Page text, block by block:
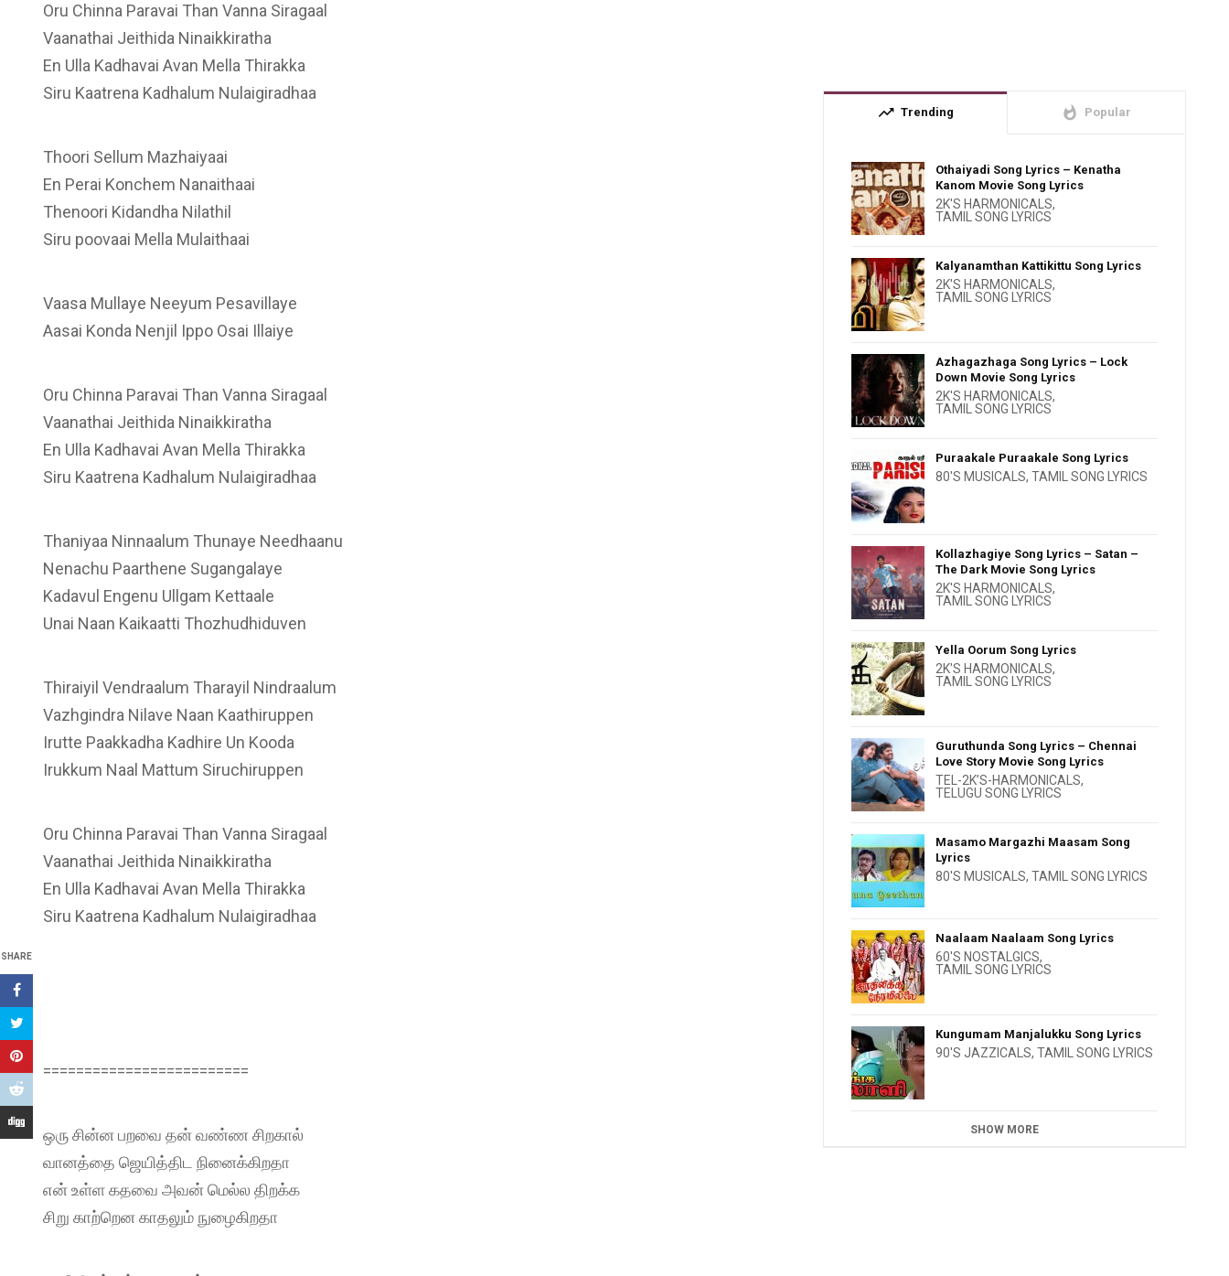
SHARE
Oru Chinna Paravai Than Vanna Siragaal
Vaanathai Jeithida Ninaikkiratha
En Ulla Kadhavai Avan Mella Thirakka
Siru Kaatrena Kadhalum Nulaigiradhaa
Thoori Sellum Mazhaiyaai
En Perai Konchem Nanaithaai
Thenoori Kidandha Nilathil
Siru poovaai Mella Mulaithaai
Vaasa Mullaye Neeyum Pesavillaye
Aasai Konda Nenjil Ippo Osai Illaiye
Oru Chinna Paravai Than Vanna Siragaal
Vaanathai Jeithida Ninaikkiratha
En Ulla Kadhavai Avan Mella Thirakka
Siru Kaatrena Kadhalum Nulaigiradhaa
Thaniyaa Ninnaalum Thunaye Needhaanu
Nenachu Paarthene Sugangalaye
Kadavul Engenu Ullgam Kettaale
Unai Naan Kaikaatti Thozhudhiduven
Thiraiyil Vendraalum Tharayil Nindraalum
Vazhgindra Nilave Naan Kaathiruppen
Irutte Paakkadha Kadhire Un Kooda
Irukkum Naal Mattum Siruchiruppen
Oru Chinna Paravai Than Vanna Siragaal
Vaanathai Jeithida Ninaikkiratha
En Ulla Kadhavai Avan Mella Thirakka
Siru Kaatrena Kadhalum Nulaigiradhaa
=========================
ஒரு சின்ன பறவை தன் வண்ண சிறகால்
வானத்தை ஜெயித்திட நினைக்கிறதா
என் உள்ள கதவை அவன் மெல்ல திறக்க
சிறு காற்றென காதலும் நுழைகிறதா
trending_up Trending whatshot Popular
Othaiyadi Song Lyrics – Kenatha
Kanom Movie Song Lyrics
2K'S HARMONICALS,
TAMIL SONG LYRICS
Kalyanamthan Kattikittu Song Lyrics
2K'S HARMONICALS,
TAMIL SONG LYRICS
Azhagazhaga Song Lyrics – Lock
Down Movie Song Lyrics
2K'S HARMONICALS,
TAMIL SONG LYRICS
Puraakale Puraakale Song Lyrics
80'S MUSICALS,TAMIL SONG LYRICS
Kollazhagiye Song Lyrics – Satan –
The Dark Movie Song Lyrics
2K'S HARMONICALS,
TAMIL SONG LYRICS
Yella Oorum Song Lyrics
2K'S HARMONICALS,
TAMIL SONG LYRICS
Guruthunda Song Lyrics – Chennai
Love Story Movie Song Lyrics
TEL-2K’S-HARMONICALS,
TELUGU SONG LYRICS
Masamo Margazhi Maasam Song
Lyrics
80'S MUSICALS,TAMIL SONG LYRICS
Naalaam Naalaam Song Lyrics
60'S NOSTALGICS,
TAMIL SONG LYRICS
Kungumam Manjalukku Song Lyrics
90'S JAZZICALS,TAMIL SONG LYRICS
SHOW MORE